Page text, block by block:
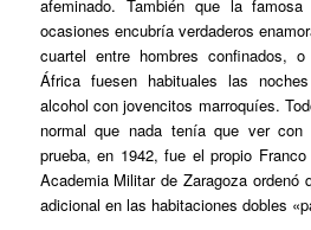
afeminado. También que la
ocasiones encubría verdaderos
cuartel entre hombres confinados,
África fuesen habituales las
alcohol con jovencitos marroquíes.
normal que nada tenía que ver con
prueba, en 1942, fue el propio
Academia Militar de Zaragoza ordenó
adicional en las habitaciones dobles